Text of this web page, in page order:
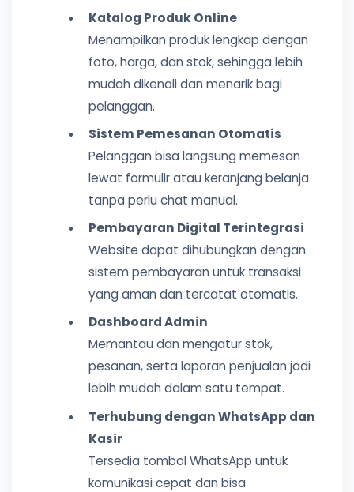
Katalog Produk Online
Menampilkan produk lengkap dengan
foto, harga, dan stok, sehingga lebih
mudah dikenali dan menarik bagi
pelanggan.
Sistem Pemesanan Otomatis
Pelanggan bisa langsung memesan
lewat formulir atau keranjang belanja
tanpa perlu chat manual.
Pembayaran Digital Terintegrasi
Website dapat dihubungkan dengan
sistem pembayaran untuk transaksi
yang aman dan tercatat otomatis.
Dashboard Admin
Memantau dan mengatur stok,
pesanan, serta laporan penjualan jadi
lebih mudah dalam satu tempat.
Terhubung dengan WhatsApp dan
Kasir
Tersedia tombol WhatsApp untuk
komunikasi cepat dan bisa